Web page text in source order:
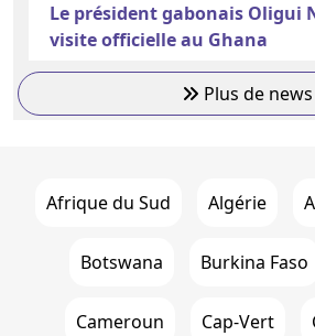
Le président gabonais Oligui
visite officielle au Ghana
Plus de news
Afrique du Sud Algérie
Botswana Burkina Faso
Cameroun Cap-Vert